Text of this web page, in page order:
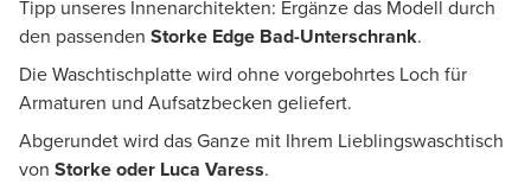
Tipp unseres Innenarchitekten: Ergänze das Modell durch
den passenden Storke Edge Bad-Unterschrank.
Die Waschtischplatte wird ohne vorgebohrtes Loch für
Armaturen und Aufsatzbecken geliefert.
Abgerundet wird das Ganze mit Ihrem Lieblingswaschtisch
von Storke oder Luca Varess.